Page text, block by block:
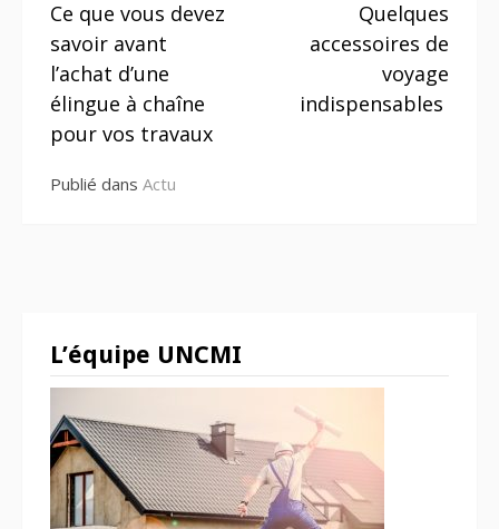
chaîne pour vos
la
suite
Ce que vous devez
savoir avant
l’achat d’une
élingue à chaîne
pour vos travaux
Quelques
accessoires de
voyage
indispensables
Publié dans Actu
L’équipe UNCMI